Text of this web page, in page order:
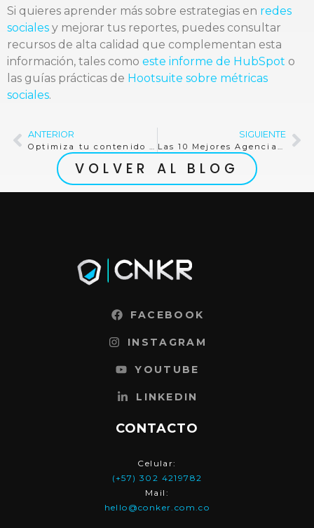
Si quieres aprender más sobre estrategias en redes
sociales y mejorar tus reportes, puedes consultar
recursos de alta calidad que complementan esta
información, tales como este informe de HubSpot o
las guías prácticas de Hootsuite sobre métricas
sociales.
ANTERIOR
Optimiza tu contenido para la IA: Estrategias clave
SIGUIENTE
Las 10 Mejores Agencias de Marketing Digital en Nicaragua
VOLVER AL BLOG
FACEBOOK
INSTAGRAM
YOUTUBE
LINKEDIN
CONTACTO
Celular:
(+57) 302 4219782
Mail:
hello@conker.com.co